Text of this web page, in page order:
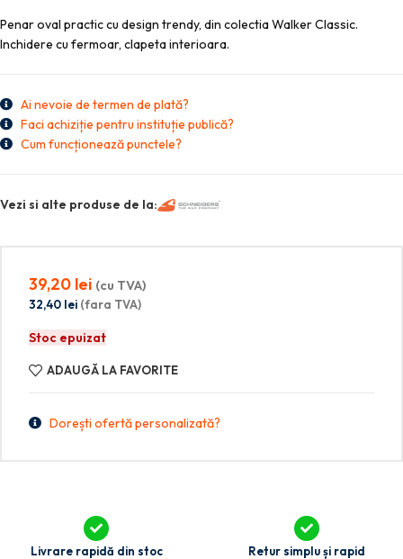
Penar oval practic cu design trendy, din colectia Walker Classic.
Inchidere cu fermoar, clapeta interioara.
Ai nevoie de termen de plată?
Faci achiziție pentru instituție publică?
Cum funcționează punctele?
Vezi si alte produse de la:
39,20 lei (cu TVA)
32,40 lei (fara TVA)
Stoc epuizat
ADAUGĂ LA FAVORITE
Dorești ofertă personalizată?
Livrare rapidă din stoc Retur simplu și rapid